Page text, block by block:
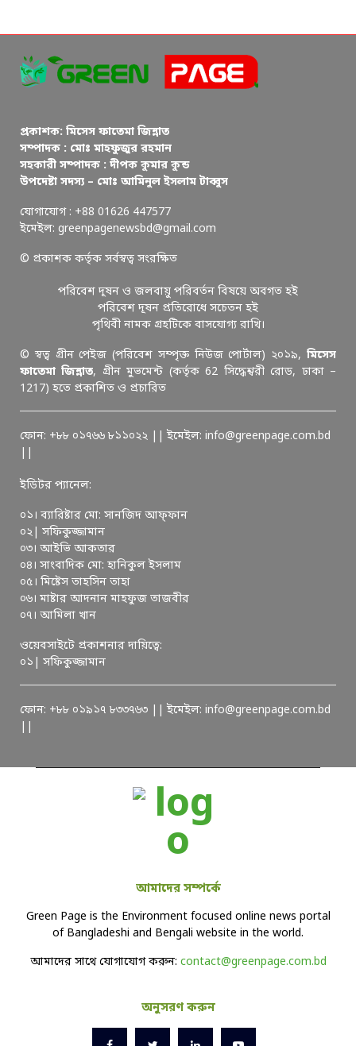
প্রকাশক: মিসেস ফাতেমা জিন্নাত
সম্পাদক : মোঃ মাহফুজুর রহমান
সহকারী সম্পাদক : দীপক কুমার কুন্ড
উপদেষ্টা সদস্য – মোঃ আমিনুল ইসলাম টাব্বুস
যোগাযোগ : +88 01626 447577
ইমেইল: greenpagenewsbd@gmail.com
© প্রকাশক কর্তৃক সর্বস্বত্ব সংরক্ষিত
পরিবেশ দূষন ও জলবায়ু পরিবর্তন বিষয়ে অবগত হই
পরিবেশ দূষন প্রতিরোধে সচেতন হই
পৃথিবী নামক গ্রহটিকে বাসযোগ্য রাখি।
© স্বত্ব গ্রীন পেইজ (পরিবেশ সম্পৃক্ত নিউজ পোর্টাল) ২০১৯, মিসেস
ফাতেমা জিন্নাত, গ্রীন মুভমেন্ট (কর্তৃক 62 সিদ্ধেশ্বরী রোড, ঢাকা –
1217) হতে প্রকাশিত ও প্রচারিত
ফোন: +৮৮ ০১৭৬৬ ৮১১০২২ || ইমেইল: info@greenpage.com.bd
ইডিটর প্যানেল:
০১। ব্যারিষ্টার মো: সানজিদ আফ্ফান
০২| সফিকুজ্জামান
০৩। আইভি আকতার
০৪। সাংবাদিক মো: হানিকুল ইসলাম
০৫। মিষ্টেস তাহসিন তাহা
০৬। মাষ্টার আদনান মাহফুজ তাজবীর
০৭। আমিলা খান
ওয়েবসাইটে প্রকাশনার দায়িত্বে:
০১| সফিকুজ্জামান
ফোন: +৮৮ ০১৯১৭ ৮৩৩৭৬৩ || ইমেইল: info@greenpage.com.bd
আমাদের সম্পর্কে
Green Page is the Environment focused online news portal
of Bangladeshi and Bengali website in the world.
আমাদের সাথে যোগাযোগ করুন: contact@greenpage.com.bd
অনুসরণ করুন